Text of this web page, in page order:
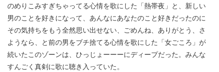
のめりこみすぎちゃってる心情を歌にした「熱帯夜」と、新しい
男のことを好きになって、あんなにあなたのこと好きだったのに
その気持ちをもう全然思い出せない、ごめんね、ありがとう、さ
ようなら、と前の男をブチ捨てる心情を歌にした「女ごころ」が
続いたこのゾーンは、ひっじょーーーにディープだった。みんな
すんごく真剣に歌に聴き入っていた。